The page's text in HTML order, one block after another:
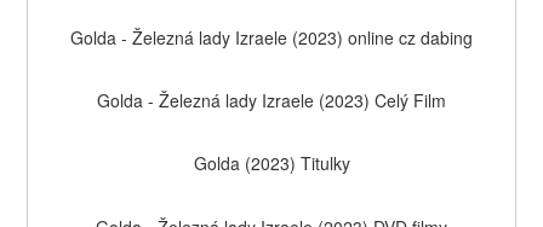
Golda - Železná lady Izraele (2023) online cz dabing
Golda - Železná lady Izraele (2023) Celý Film
Golda (2023) Titulky